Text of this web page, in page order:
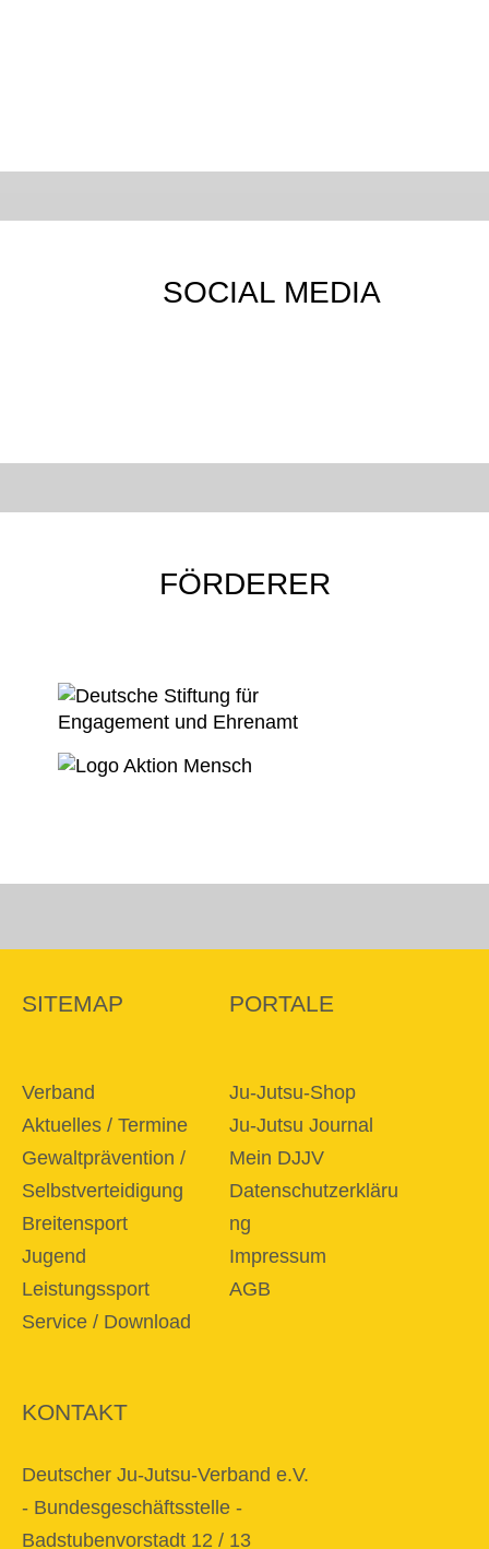
SOCIAL MEDIA
FÖRDERER
SITEMAP
Verband
Aktuelles / Termine
Gewaltprävention /
Selbstverteidigung
Breitensport
Jugend
Leistungssport
Service / Download
PORTALE
Ju-Jutsu-Shop
Ju-Jutsu Journal
Mein DJJV
Datenschutzerkläru
ng
Impressum
AGB
KONTAKT
Deutscher Ju-Jutsu-Verband e.V.
- Bundesgeschäftsstelle -
Badstubenvorstadt 12 / 13